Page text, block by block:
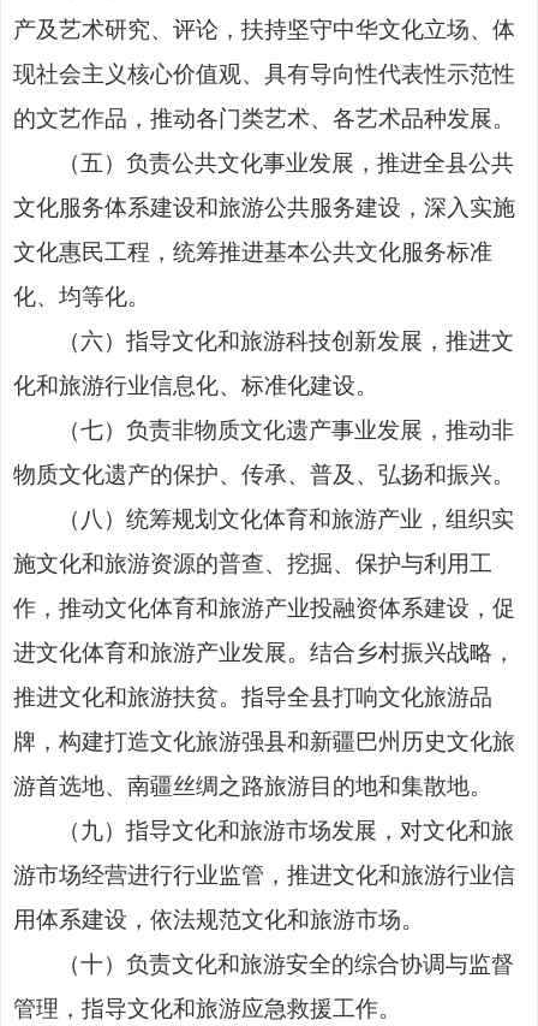
产及艺术研究、评论，扶持坚守中华文化立场、体
现社会主义核心价值观、具有导向性代表性示范性
的文艺作品，推动各门类艺术、各艺术品种发展。
（五）负责公共文化事业发展，推进全县公共
文化服务体系建设和旅游公共服务建设，深入实施
文化惠民工程，统筹推进基本公共文化服务标准
化、均等化。
（六）指导文化和旅游科技创新发展，推进文
化和旅游行业信息化、标准化建设。
（七）负责非物质文化遗产事业发展，推动非
物质文化遗产的保护、传承、普及、弘扬和振兴。
（ 八 ）统筹规划文化体育和旅游产业，组织实
施文化和旅游资源的普查、挖掘、保护与利用工
作，推动文化体育和旅游产业投融资体系建设，促
进文化体育和旅游产业发展。结合乡村振兴战略，
推进文化和旅游扶贫。指导全县打响文化旅游品
牌，构建打造文化旅游强县和新疆巴州历史文化旅
游首选地、南疆丝绸之路旅游目的地和集散地。
（ 九）指导文化和旅游市场发展，对文化和旅
游市场经营进行行业监管，推进文化和旅游行业信
用体系建设，依法规范文化和旅游市场。
（十）负责文化和旅游安全的综合协调与监督
管理，指导文化和旅游应急救援工作。